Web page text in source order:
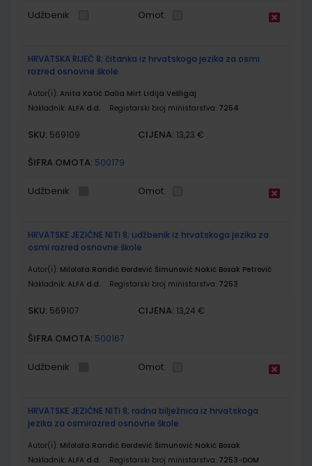
Udžbenik Omot
HRVATSKA RIJEČ 8; čitanka iz hrvatskoga jezika za osmi
razred osnovne škole
Autor(i): Anita Katić Dalia Mirt Lidija Vešligaj
Nakladnik: ALFA d.d. Registarski broj ministarstva: 7254
SKU: 569109 CIJENA: 13,23 €
ŠIFRA OMOTA: 500179
Udžbenik Omot
HRVATSKE JEZIČNE NITI 8; udžbenik iz hrvatskoga jezika za
osmi razred osnovne škole
Autor(i): Miloloža Randić Đorđević Šimunović Nakić Bosak Petrović
Nakladnik: ALFA d.d. Registarski broj ministarstva: 7253
SKU: 569107 CIJENA: 13,24 €
ŠIFRA OMOTA: 500167
Udžbenik Omot
HRVATSKE JEZIČNE NITI 8; radna bilježnica iz hrvatskoga
jezika za osmirazred osnovne škole
Autor(i): Miloloža Randić Đorđević Šimunović Nakić Bosak
Nakladnik: ALFA d.d. Registarski broj ministarstva: 7253-DOM